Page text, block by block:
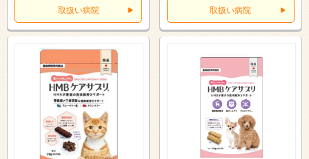
取扱い病院 取扱い病院